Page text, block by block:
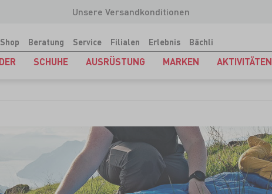
Unsere Versandkonditionen
Shop Beratung Service Filialen Erlebnis Bächli
SCHUHE AUSRÜSTUNG MARKEN AKTIVITÄTEN